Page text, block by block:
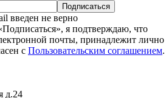
введен не верно
я подтверждаю, что
почты, принадлежит лично
с Пользовательским соглашением.
д.24